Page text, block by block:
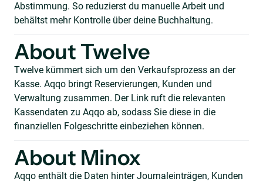
Abstimmung. So reduzierst du manuelle Arbeit und
behältst mehr Kontrolle über deine Buchhaltung.
About Twelve
Twelve kümmert sich um den Verkaufsprozess an der
Kasse. Aqqo bringt Reservierungen, Kunden und
Verwaltung zusammen. Der Link ruft die relevanten
Kassendaten zu Aqqo ab, sodass Sie diese in die
finanziellen Folgeschritte einbeziehen können.
About Minox
Aqqo enthält die Daten hinter Journaleinträgen, Kunden